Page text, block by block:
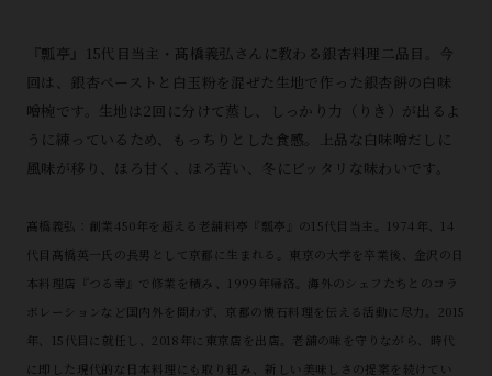
『瓢亭』15代目当主・髙橋義弘さんに教わる銀杏料理二品目。今
回は、銀杏ペーストと白玉粉を混ぜた生地で作った銀杏餅の白味
噌椀です。生地は2回に分けて蒸し、しっかり力（りき）が出るよ
うに練っているため、もっちりとした食感。上品な白味噌だしに
風味が移り、ほろ甘く、ほろ苦い、冬にピッタリな味わいです。
髙橋義弘：創業450年を超える老舗料亭『瓢亭』の15代目当主。1974年、14
代目髙橋英一氏の長男として京都に生まれる。東京の大学を卒業後、金沢の日
本料理店『つる幸』で修業を積み、1999年帰洛。海外のシェフたちとのコラ
ボレーションなど国内外を問わず、京都の懐石料理を伝える活動に尽力。2015
年、15代目に就任し、2018年に東京店を出店。老舗の味を守りながら、時代
に即した現代的な日本料理にも取り組み、新しい美味しさの提案を続けてい